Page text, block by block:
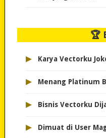
🏆
▸ Karya Vectorku
▸ Menang Platinum
▸ Bisnis Vectorku
▸ Dimuat di User